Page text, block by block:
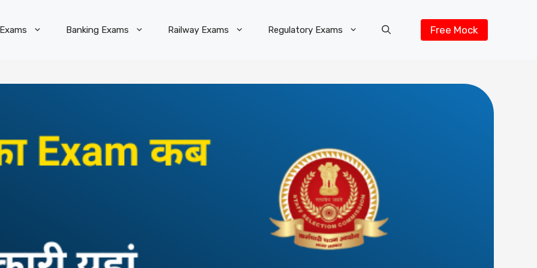
Banking Exams Railway Exams Regulatory Exams Free Mock